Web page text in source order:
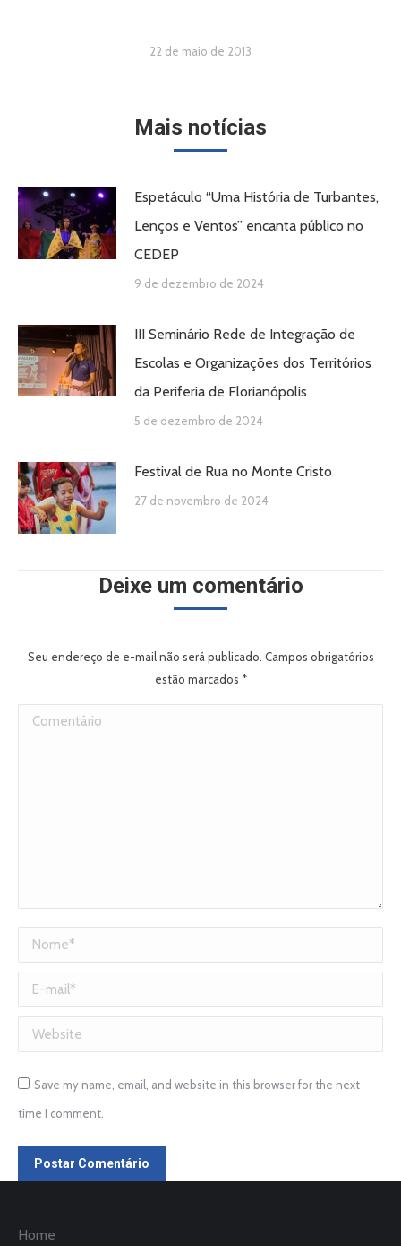
22 de maio de 2013
Mais notícias
Espetáculo “Uma História de Turbantes,
Lenços e Ventos” encanta público no
CEDEP
9 de dezembro de 2024
III Seminário Rede de Integração de
Escolas e Organizações dos Territórios
da Periferia de Florianópolis
5 de dezembro de 2024
Festival de Rua no Monte Cristo
27 de novembro de 2024
Deixe um comentário
Seu endereço de e-mail não será publicado. Campos obrigatórios
estão marcados *
Comentário
Nome *
E-mail *
Website
Save my name, email, and website in this browser for the next
time I comment.
Postar Comentário
Home